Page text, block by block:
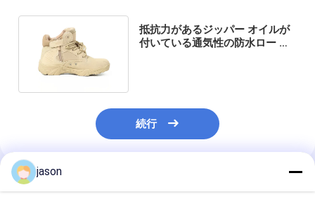
抵抗力があるジッパー オイルが
付いている通気性の防水ロー カ
続行
推薦されたプロダクト
jason